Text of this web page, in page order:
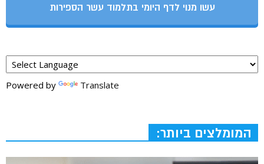
עשו מנוי לדף היומי בתלמוד עשר הספירות
Powered by Translate
המומלצים ביותר: